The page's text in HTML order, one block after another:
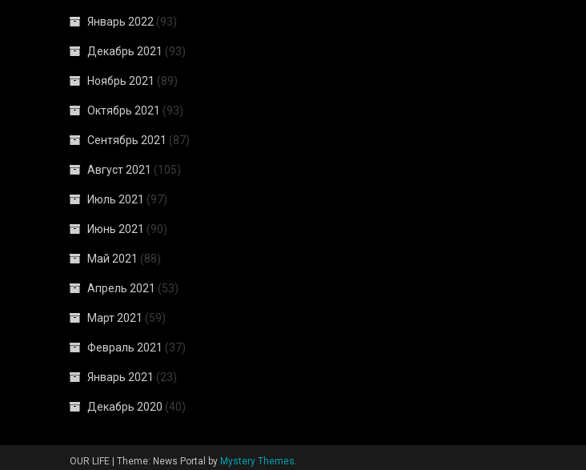
Январь 2022 (93)
Декабрь 2021 (93)
Ноябрь 2021 (89)
Октябрь 2021 (93)
Сентябрь 2021 (87)
Август 2021 (105)
Июль 2021 (97)
Июнь 2021 (90)
Май 2021 (88)
Апрель 2021 (53)
Март 2021 (59)
Февраль 2021 (37)
Январь 2021 (23)
Декабрь 2020 (40)
OUR LIFE | Theme: News Portal by Mystery Themes